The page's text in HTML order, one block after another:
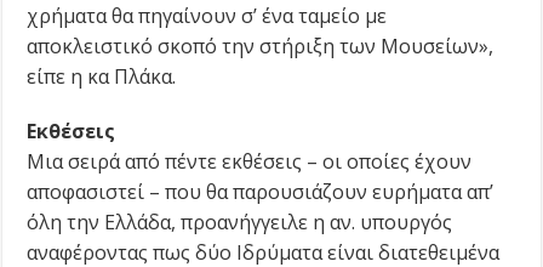
χρήματα θα πηγαίνουν σ’ ένα ταμείο με
αποκλειστικό σκοπό την στήριξη των Μουσείων»,
είπε η κα Πλάκα.
Εκθέσεις
Μια σειρά από πέντε εκθέσεις – οι οποίες έχουν
αποφασιστεί – που θα παρουσιάζουν ευρήματα απ’
όλη την Ελλάδα, προανήγγειλε η αν. υπουργός
αναφέροντας πως δύο Ιδρύματα είναι διατεθειμένα